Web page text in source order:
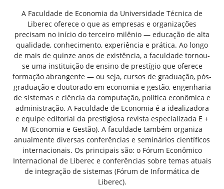
A Faculdade de Economia da Universidade Técnica de
Liberec oferece o que as empresas e organizações
precisam no início do terceiro milênio — educação de alta
qualidade, conhecimento, experiência e prática. Ao longo
de mais de quinze anos de existência, a faculdade tornou-
se uma instituição de ensino de prestígio que oferece
formação abrangente — ou seja, cursos de graduação, pós-
graduação e doutorado em economia e gestão, engenharia
de sistemas e ciência da computação, política econômica e
administração. A Faculdade de Economia é a idealizadora
e equipe editorial da prestigiosa revista especializada E +
M (Economia e Gestão). A faculdade também organiza
anualmente diversas conferências e seminários científicos
internacionais. Os principais são: o Fórum Econômico
Internacional de Liberec e conferências sobre temas atuais
de integração de sistemas (Fórum de Informática de
Liberec).